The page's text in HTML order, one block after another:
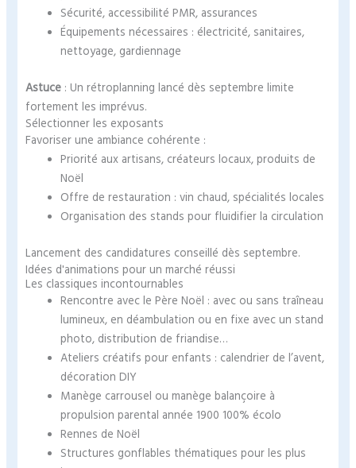
Sécurité, accessibilité PMR, assurances
Équipements nécessaires : électricité, sanitaires,
nettoyage, gardiennage
Astuce : Un rétroplanning lancé dès septembre limite
fortement les imprévus.
Sélectionner les exposants
Favoriser une ambiance cohérente :
Priorité aux artisans, créateurs locaux, produits de
Noël
Offre de restauration : vin chaud, spécialités locales
Organisation des stands pour fluidifier la circulation
Lancement des candidatures conseillé dès septembre.
Idées d'animations pour un marché réussi
Les classiques incontournables
Rencontre avec le Père Noël : avec ou sans traîneau
lumineux, en déambulation ou en fixe avec un stand
photo, distribution de friandise…
Ateliers créatifs pour enfants : calendrier de l’avent,
décoration DIY
Manège carrousel ou manège balançoire à
propulsion parental année 1900 100% écolo
Rennes de Noël
Structures gonflables thématiques pour les plus